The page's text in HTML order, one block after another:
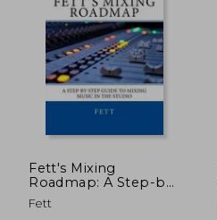
Fett's Mixing
Roadmap: A Step-by-
Step Guide To Mixing
Music In The Studio
Fett